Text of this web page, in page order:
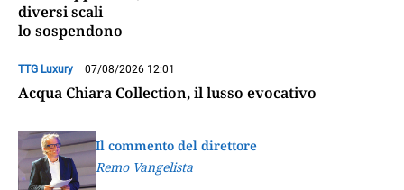
diversi scali
lo sospendono
TTG Luxury 07/08/2026 12:01
Acqua Chiara Collection, il lusso evocativo
Il commento del direttore
Remo Vangelista